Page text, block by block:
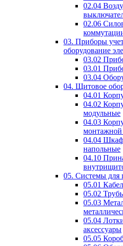
02.04
02.06
03. Приборы
оборудование
03.02
03.01
03.04
04. Щитовое
04.01
04.02
модульные
04.03
04.04
напольные
04.10
05. Системы для
05.01
05.02
05.03
05.04
аксессуары
05.05